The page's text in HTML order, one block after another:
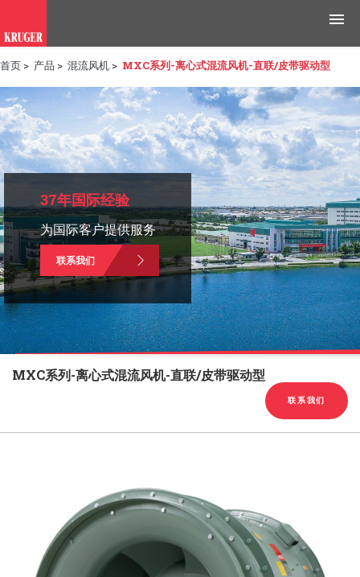
产品
应用领域
工具与资源
新闻媒体
为什么选择科禄格
招聘
联系我们
首页 > 产品 > 混流风机 > MXC系列-离心式混流风机-直联/皮带驱动型
37年国际经验
为国际客户提供服务
联系我们
MXC系列-离心式混流风机-直联/皮带驱动型
联系我们